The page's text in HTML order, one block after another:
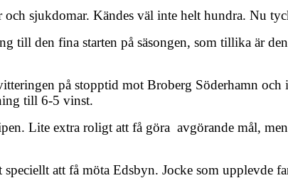
sjukdomar. Kändes väl inte helt hundra. Nu
till den fina starten på säsongen, som tillika är
på stopptid mot Broberg Söderhamn
till 6-5 vinst.
Lite extra roligt att få göra avgörande mål,
att få möta Edsbyn. Jocke som upplevde